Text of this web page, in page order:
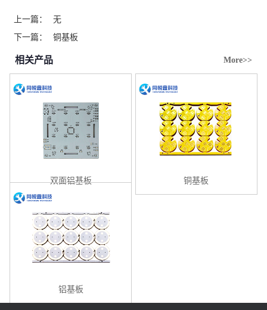
上一篇：
无
下一篇：
铜基板
相关产品 More>>
双面铝基板 铜基板
铝基板